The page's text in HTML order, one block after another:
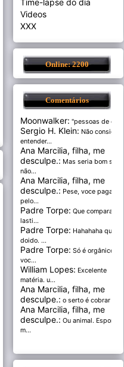
Time-lapse do dia
Videos
XXX
Online: 2200
Comentários
Moonwalker: "pessoas de cer...
Sergio H. Klein: Não consigo
entender...
Ana Marcilia, filha, me
desculpe.: Mas seria bom se
não...
Ana Marcilia, filha, me
desculpe.: Pese, voce paga
pelo...
Padre Torpe: Que comparação
lasti...
Padre Torpe: Hahahaha que
doido. ...
Padre Torpe: Só é orgânico se
voc...
William Lopes: Excelente
matéria. u...
Ana Marcilia, filha, me
desculpe.: o serto é cobrar pel...
Ana Marcilia, filha, me
desculpe.: Ou animal. Esponja
m...